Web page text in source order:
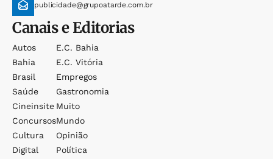
publicidade@grupoatarde.com.br
Canais e Editorias
Autos
Bahia
Brasil
Saúde
Cineinsite
Concursos
Cultura
Digital
E.c. Bahia
E.c. Vitória
Empregos
Gastronomia
Muito
Mundo
Opinião
Política